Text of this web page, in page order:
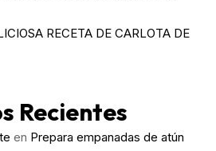
RECETA DE CARLOTA DE
Recientes
en Prepara empanadas de atún